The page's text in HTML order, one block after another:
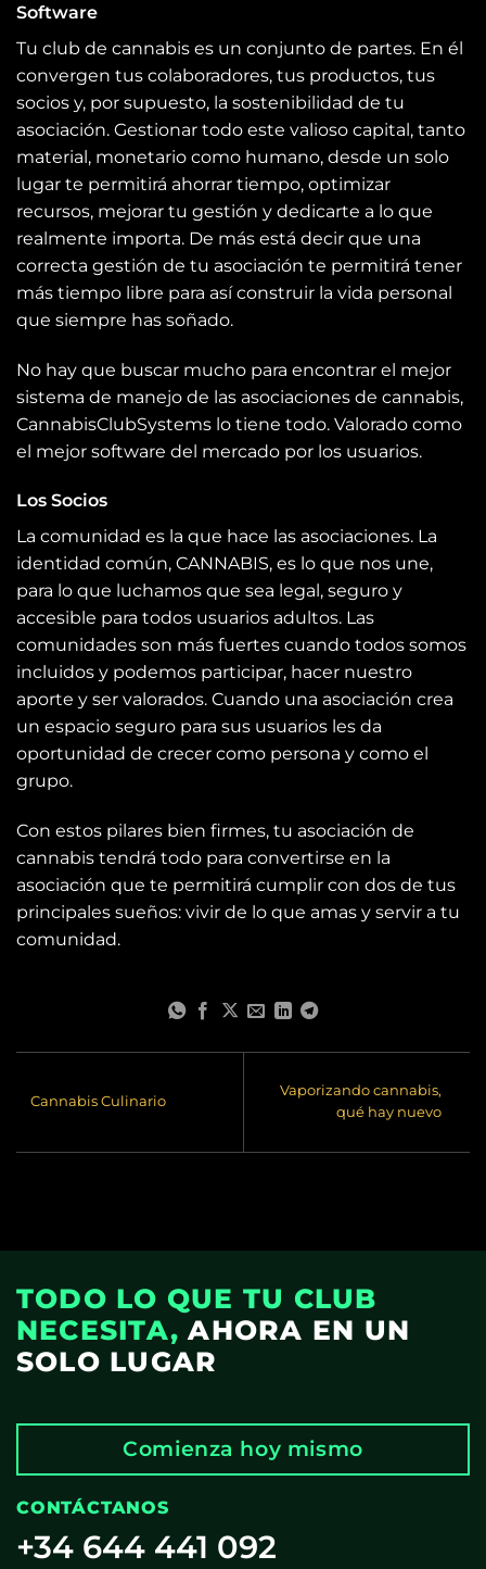
Software
Tu club de cannabis es un conjunto de partes. En él
convergen tus colaboradores, tus productos, tus
socios y, por supuesto, la sostenibilidad de tu
asociación. Gestionar todo este valioso capital, tanto
material, monetario como humano, desde un solo
lugar te permitirá ahorrar tiempo, optimizar
recursos, mejorar tu gestión y dedicarte a lo que
realmente importa. De más está decir que una
correcta gestión de tu asociación te permitirá tener
más tiempo libre para así construir la vida personal
que siempre has soñado.
No hay que buscar mucho para encontrar el mejor
sistema de manejo de las asociaciones de cannabis,
CannabisClubSystems lo tiene todo. Valorado como
el mejor software del mercado por los usuarios.
Los Socios
La comunidad es la que hace las asociaciones. La
identidad común, CANNABIS, es lo que nos une,
para lo que luchamos que sea legal, seguro y
accesible para todos usuarios adultos. Las
comunidades son más fuertes cuando todos somos
incluidos y podemos participar, hacer nuestro
aporte y ser valorados. Cuando una asociación crea
un espacio seguro para sus usuarios les da
oportunidad de crecer como persona y como el
grupo.
Con estos pilares bien firmes, tu asociación de
cannabis tendrá todo para convertirse en la
asociación que te permitirá cumplir con dos de tus
principales sueños: vivir de lo que amas y servir a tu
comunidad.
Cannabis Culinario
Vaporizando cannabis,
qué hay nuevo
TODO LO QUE TU CLUB
NECESITA, AHORA EN UN
SOLO LUGAR
Comienza hoy mismo
CONTÁCTANOS
+34 644 441 092